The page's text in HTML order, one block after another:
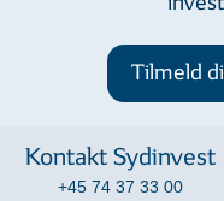
Tilmeld
Kontakt Sydinvest
+45 74 37 33 00